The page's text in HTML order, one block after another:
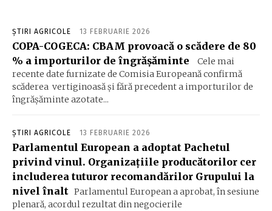
ȘTIRI AGRICOLE 13 FEBRUARIE 2026
COPA-COGECA: CBAM provoacă o scădere de 80
% a importurilor de îngrășăminte
Cele mai
recente date furnizate de Comisia Europeană confirmă
scăderea vertiginoasă și fără precedent a importurilor de
îngrășăminte azotate...
ȘTIRI AGRICOLE 13 FEBRUARIE 2026
Parlamentul European a adoptat Pachetul
privind vinul. Organizațiile producătorilor cer
includerea tuturor recomandărilor Grupului la
nivel înalt Parlamentul European a aprobat, în sesiune
plenară, acordul rezultat din negocierile